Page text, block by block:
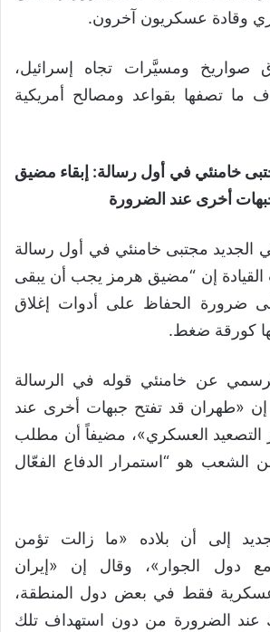
وقادة عسكريون آخرون.
صواريخ ومسيَّرات تجاه إسرائيل،
ما تصفها بقواعد ومصالح أمريكية
خامنئي في أول رسالة: إبقاء مضيق
أخرى عند الضرورة
الجديد مجتبى خامنئي في أول رسالة
القيادة إن “مضيق هرمز يجب أن يبقى
ضرورة الحفاظ على أدوات إغلاق
كورقة ضغط.
عن خامنئي قوله في الرسالة
إن «طهران قد تفتح جبهات أخرى عند
التصعيد العسكري»، مضيفاً أن مطلب
هو “استمرار الدفاع الفعّال
إلى أن بلاده «ما زالت تؤمن
دول الجوار»، وقال إن «إيران
فقط في بعض دول المنطقة،
عند الضرورة من دون استهداف تلك